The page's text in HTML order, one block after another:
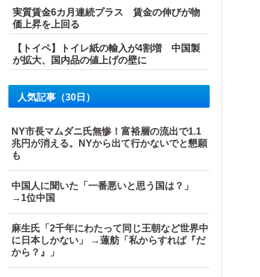
イトを続けた友人の身に起きた「更なる悲劇」←このバ
実質賃金6カ月連続プラス 賃金の伸びが物
価上昇を上回る
【トイペ】トイレ紙の輸入が4割増 中国製
が拡大、国内品の値上げの壁に
人気記事（30日）
NY市長マムダニ氏無惨！富裕層の流出で1.1
兆円が消える。NYから出て行かないでと懇願
も
中国人に聞いた「一番悪いと思う国は？」
→1位中国
麻生氏「2千年にわたって同じ王朝など世界中
に日本しかない」 →蓮舫「私からすれば『だ
から？』」